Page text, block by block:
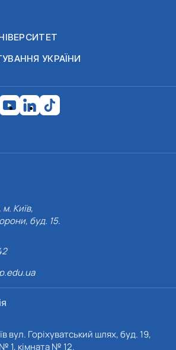
УКРАЇНИ
м. Київ,
буд. 15.
вул. Горіхуватський шлях, буд. 19,
1, кімната № 12.